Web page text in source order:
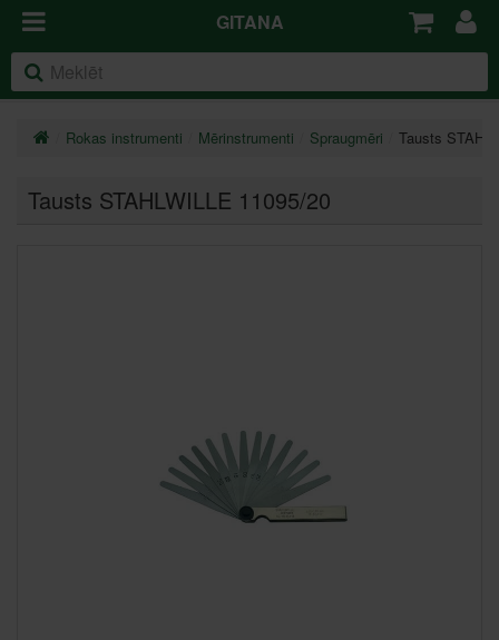
GITANA
Rokas instrumenti Mērinstrumenti Spraugmēri Tausts
Tausts STAHLWILLE 11095/20